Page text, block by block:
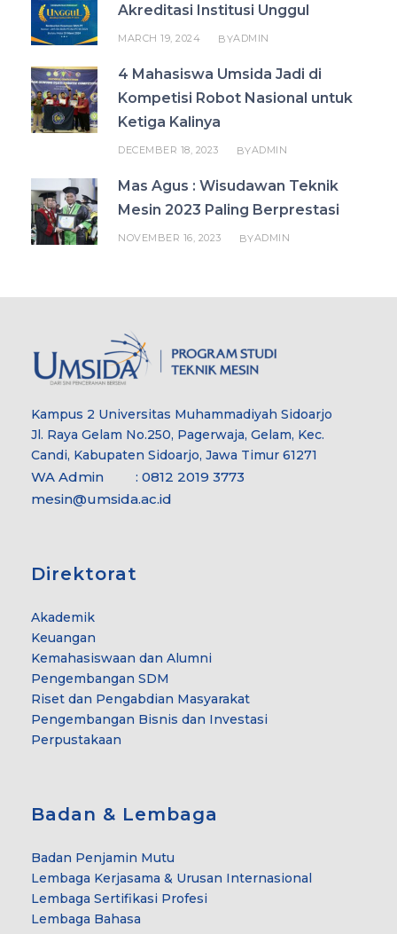
Akreditasi Institusi Unggul
MARCH 19, 2024 BYADMIN
4 Mahasiswa Umsida Jadi di
Kompetisi Robot Nasional untuk
Ketiga Kalinya
DECEMBER 18, 2023 BYADMIN
Mas Agus : Wisudawan Teknik
Mesin 2023 Paling Berprestasi
NOVEMBER 16, 2023 BYADMIN
Kampus 2 Universitas Muhammadiyah Sidoarjo
Jl. Raya Gelam No.250, Pagerwaja, Gelam, Kec.
Candi, Kabupaten Sidoarjo, Jawa Timur 61271
WA Admin : 0812 2019 3773
mesin@umsida.ac.id
Direktorat
Akademik
Keuangan
Kemahasiswaan dan Alumni
Pengembangan SDM
Riset dan Pengabdian Masyarakat
Pengembangan Bisnis dan Investasi
Perpustakaan
Badan & Lembaga
Badan Penjamin Mutu
Lembaga Kerjasama & Urusan Internasional
Lembaga Sertifikasi Profesi
Lembaga Bahasa